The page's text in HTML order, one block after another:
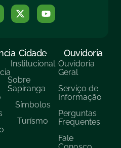
Cidade
Institucional
Sobre
Sapiranga
Símbolos
Turísmo
Ouvidoria
Ouvidoria
Geral
Serviço de
Informação
Perguntas
Frequentes
Fale